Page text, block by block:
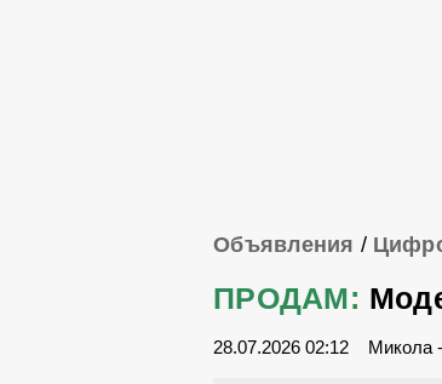
Объявления /
ПРОДАМ:
28.07.2026 02:12 Микола -